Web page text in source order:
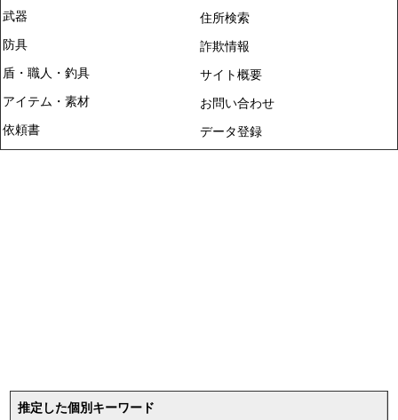
武器
防具
盾・職人・釣具
アイテム・素材
依頼書
住所検索
詐欺情報
サイト概要
お問い合わせ
データ登録
推定した個別キーワード